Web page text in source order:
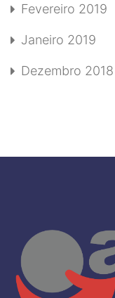
Fevereiro 2019
Janeiro 2019
Dezembro 2018